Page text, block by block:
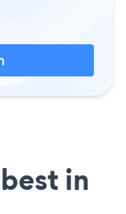
in